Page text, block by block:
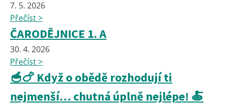
7. 5. 2026
Přečíst >
ČARODĚJNICE 1. A
30. 4. 2026
Přečíst >
🥣🍗 Když o obědě rozhodují ti
nejmenší… chutná úplně nejlépe! 🍝